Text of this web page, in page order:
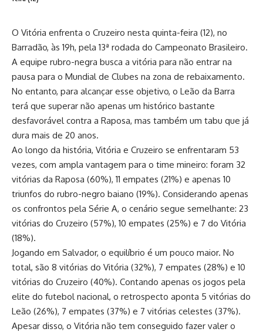
O Vitória enfrenta o Cruzeiro nesta quinta-feira (12), no
Barradão, às 19h, pela 13ª rodada do Campeonato Brasileiro.
A equipe rubro-negra busca a vitória para não entrar na
pausa para o Mundial de Clubes na zona de rebaixamento.
No entanto, para alcançar esse objetivo, o Leão da Barra
terá que superar não apenas um histórico bastante
desfavorável contra a Raposa, mas também um tabu que já
dura mais de 20 anos.
Ao longo da história, Vitória e Cruzeiro se enfrentaram 53
vezes, com ampla vantagem para o time mineiro: foram 32
vitórias da Raposa (60%), 11 empates (21%) e apenas 10
triunfos do rubro-negro baiano (19%). Considerando apenas
os confrontos pela Série A, o cenário segue semelhante: 23
vitórias do Cruzeiro (57%), 10 empates (25%) e 7 do Vitória
(18%).
Jogando em Salvador, o equilíbrio é um pouco maior. No
total, são 8 vitórias do Vitória (32%), 7 empates (28%) e 10
vitórias do Cruzeiro (40%). Contando apenas os jogos pela
elite do futebol nacional, o retrospecto aponta 5 vitórias do
Leão (26%), 7 empates (37%) e 7 vitórias celestes (37%).
Apesar disso, o Vitória não tem conseguido fazer valer o